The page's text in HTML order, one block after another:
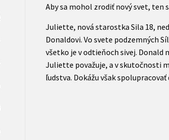
Aby sa mohol zrodiť nový svet, ten
Juliette, nová starostka Sila 18,
Donaldovi. Vo svete podzemných
všetko je v odtieňoch sivej. Donald
Juliette považuje, a v skutočnosti
ľudstva. Dokážu však